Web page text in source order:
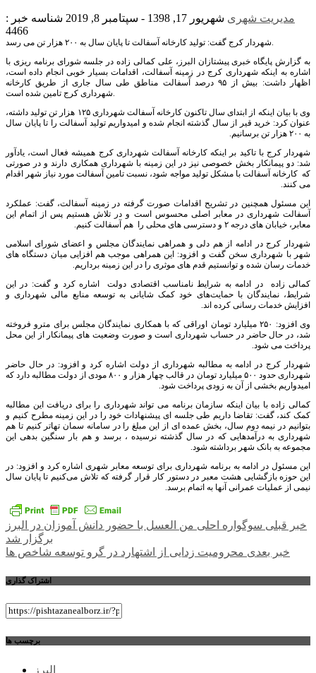
مدیریت شهری شهریور 17, 1398 - سپتامبر 8, 2019
شناسه خبر :
4466
شهردار کرج گفت: تولید کارخانه آسفالت تا پایان سال به ۲۰۰ هزار تن می رسد.
به گزارش پایگاه خبری پیشتازان البرز، علی کمالی زاده در جلسه شورای برنامه ریزی با
اشاره به اینکه شهرداری کرج در زمینه آسفالت، اقدامات بسیار خوبی انجام داده است،
اظهار داشت: بیش از ۹۵ درصد آسفالت مناطق طی سال جاری از طریق کارخانه
شهرداری کرج تامین شده است.
وی با بیان اینکه از ابتدای سال تاکنون کارخانه آسفالت شهرداری ۱۲۵ هزار تن تولید داشته،
عنوان کرد: خرید قیر از سال گذشته انجام شده و امیدواریم تولید آسفالت را تا پایان سال
به ۲۰۰ هزار تن برسانیم.
شهردار کرج با تاکید بر اینکه کارخانه آسفالت شهرداری کرج همیشه فعال است، یادآور
شد: دو پیمانکار بخش خصوصی نیز در این زمینه با شهرداری همکاری دارند و در صورتی
که کارخانه آسفالت با مشکل تولید مواجه شود، نسبت تامین آسفالت مورد نیاز شهر اقدام
می کنند.
این مسئول همچنین در تشریح اقدامات صورت گرفته در زمینه آسفالت، گفت: عملکرد
آسفالت شهرداری در معابر اصلی محسوس است و در تلاش هستیم پس از اتمام این
معابر، خیابان های درجه ۲ و دسترسی های محلی را هم آسفالت کنیم.
شهردار کرج در ادامه از هم دلی و همراهی نمایندگان مجلس و اعضای شورای اسلامی
شهر با شهرداری سخن گفت و افزود: این همراهی موجب هم افزایی میان دستگاه های
خدمات رسان شده و توانستیم قدم های موثری را در این زمینه برداریم.
کمالی زاده در ادامه به شرایط نامناسب اقتصادی دولت اشاره کرد و گفت: در این
شرایط، نمایندگان با حمایت‌های خود کمک شایانی به توسعه منابع مالی شهرداری و
افزایش خدمات رسانی کرده اند.
وی افزود: ۲۵۰ میلیارد تومان اوراقی که با همکاری نمایندگان مجلس برای مترو فروخته
شد، در حال حاضر در حساب شهرداری است و صورت وضعیت های پیمانکار از این محل
پرداخت می شود.
شهردار کرج در ادامه به مطالبه شهرداری از دولت اشاره کرد و افزود: در حال حاضر
شهرداری حدود ۵۰۰ میلیارد تومان در قالب چهار هزار و ۸۰۰ مودی از دولت مطالبه دارد که
امیدواریم بخشی از آن به زودی پرداخت شود.
کمالی زاده با بیان اینکه سازمان برنامه می تواند شهرداری را برای دریافت این مطالبه
کمک کند، گفت: تقاضا داریم طی جلسه ای پیشنهادات خود را در این زمینه مطرح کنیم و
بتوانیم در نیمه دوم سال، بخش عمده ای از این مبلغ را در سامانه سمان تهاتر کنیم تا هم
شهرداری به درآمدهایی که در سال گذشته نرسیده ، برسد و هم بار سنگین بدهی این
مجموعه به بانک شهر برداشته شود.
این مسئول در ادامه به برنامه شهرداری برای توسعه معابر شهری اشاره کرد و افزود: در
این حوزه بازگشایی هشت معبر در دستور کار قرار گرفته که تلاش می‌کنیم تا پایان سال
نیمی از عملیات عمرانی آنها به اتمام برسد.
راهبری
نوشته
خبر قبلی سوگواره احلی من العسل با حضور دانش آموزان در البرز
برگزار شد
خبر بعدی محرومیت زدایی از اشتهارد در گرو توسعه شاخص ها
اشتراک گذاری
برچسب ها
البرز